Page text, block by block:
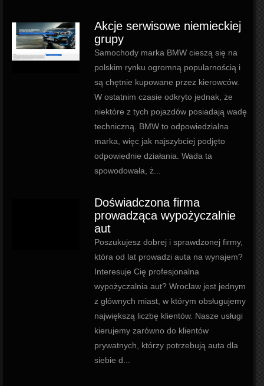
Akcje serwisowe niemieckiej
grupy
Samochody marka BMW cieszą się na
polskim rynku ogromną popularnością i
są chętnie kupowane przez kierowców.
W ostatnim czasie odkryto jednak, że
niektóre z tych pojazdów posiadają wadę
techniczną. BMW to odpowiedzialna
marka, więc jak najszybciej podjęto
odpowiednie działania. Wada ta
spowodowała, ż...
Doświadczona firma
prowadząca wypożyczalnie
aut
Poszukujesz dobrej i sprawdzonej firmy,
która od lat prowadzi auta na wynajem?
Interesuje Cię profesjonalna
wypożyczalnia aut? Wroclaw jest jednym
z głównych miast, w którym obsługujemy
największą liczbę klientów. Nasze usługi
kierujemy zarówno do klientów
prywatnych, którzy potrzebują auta dla
siebie d...